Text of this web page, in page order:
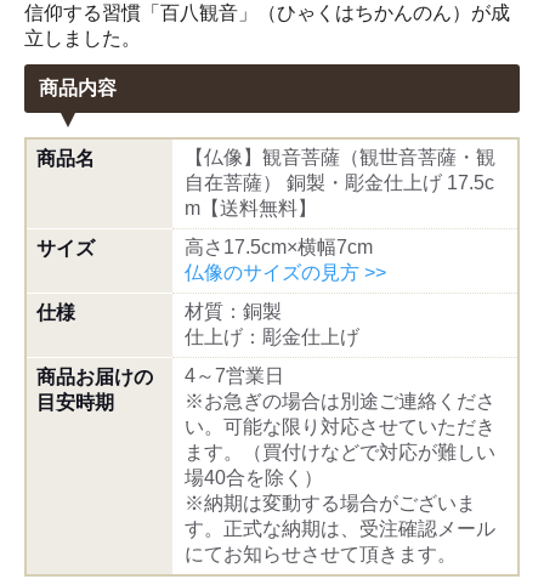
信仰する習慣「百八観音」（ひゃくはちかんのん）が成
立しました。
商品内容
商品名
【仏像】観音菩薩（観世音菩薩・観
自在菩薩） 銅製・彫金仕上げ 17.5c
m【送料無料】
サイズ
高さ17.5cm×横幅7cm
仏像のサイズの見方 >>
仕様
材質：銅製
仕上げ：彫金仕上げ
商品お届けの
目安時期
4～7営業日
※お急ぎの場合は別途ご連絡くださ
い。可能な限り対応させていただき
ます。（買付けなどで対応が難しい
場40合を除く）
※納期は変動する場合がございま
す。正式な納期は、受注確認メール
にてお知らせさせて頂きます。